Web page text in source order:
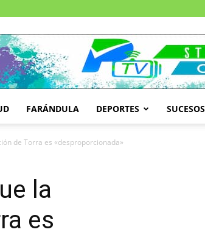
FARÁNDULA DEPORTES SUCESOS
de Torra es «desproporcionada»
la
es